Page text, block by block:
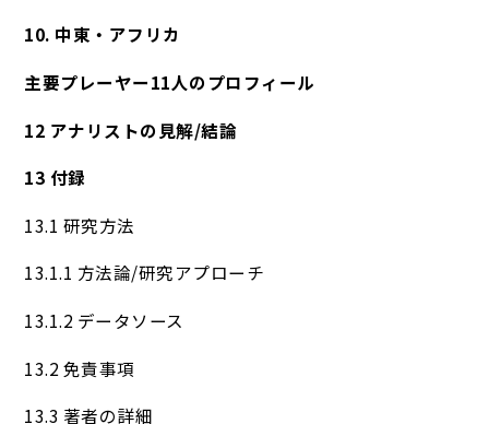
10. 中東・アフリカ
主要プレーヤー11人のプロフィール
12 アナリストの見解/結論
13 付録
13.1 研究方法
13.1.1 方法論/研究アプローチ
13.1.2 データソース
13.2 免責事項
13.3 著者の詳細